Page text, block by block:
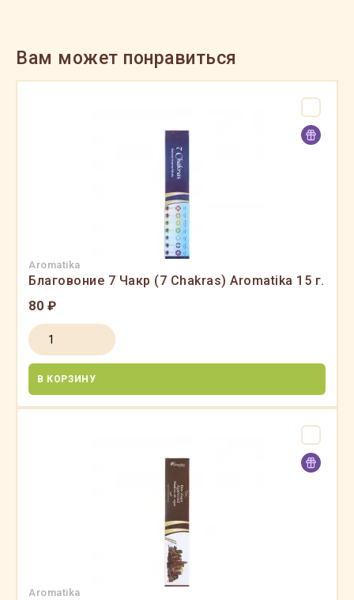
Вам может понравиться
Aromatika
Благовоние 7 Чакр (7 Chakras) Aromatika 15 г.
80 ₽
В КОРЗИНУ
Aromatika